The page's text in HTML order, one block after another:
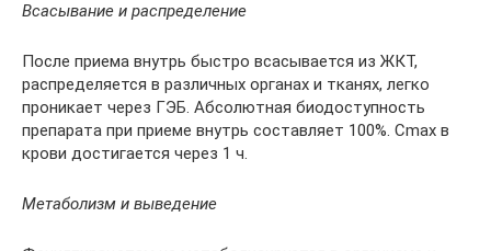
Всасывание и распределение
После приема внутрь быстро всасывается из ЖКТ,
распределяется в различных органах и тканях, легко
проникает через ГЭБ. Абсолютная биодоступность
препарата при приеме внутрь составляет 100%. Сmax в
крови достигается через 1 ч.
Метаболизм и выведение